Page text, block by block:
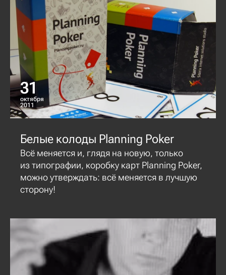
31
октября
2011
Белые колоды Planning Poker
Всё меняется и, глядя на новую, только
из типографии, коробку карт Planning Poker,
можно утверждать: всё меняется в лучшую
сторону!